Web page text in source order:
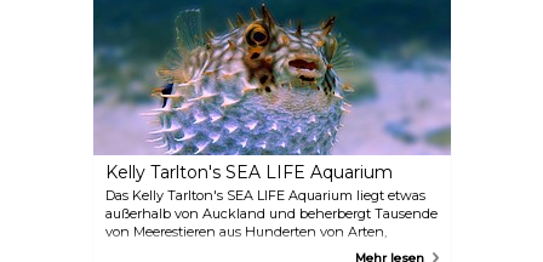
vor allem an die Gefallenen des Ersten und
Zweiten Weltkriegs erinnert. Das Auckland
Museum ist der einzige Ort in Auckland, an dem
Besucher täglich eine kulturelle Aufführung der
Maori erleben können. (3 Mal pro Tag und 30
Minuten lang).
Kelly Tarlton's SEA LIFE Aquarium
Das Kelly Tarlton's SEA LIFE Aquarium liegt etwas
außerhalb von Auckland und beherbergt Tausende
von Meerestieren aus Hunderten von Arten,
darunter Fische, Schildkröten, Haie, Pinguine,
Mehr lesen